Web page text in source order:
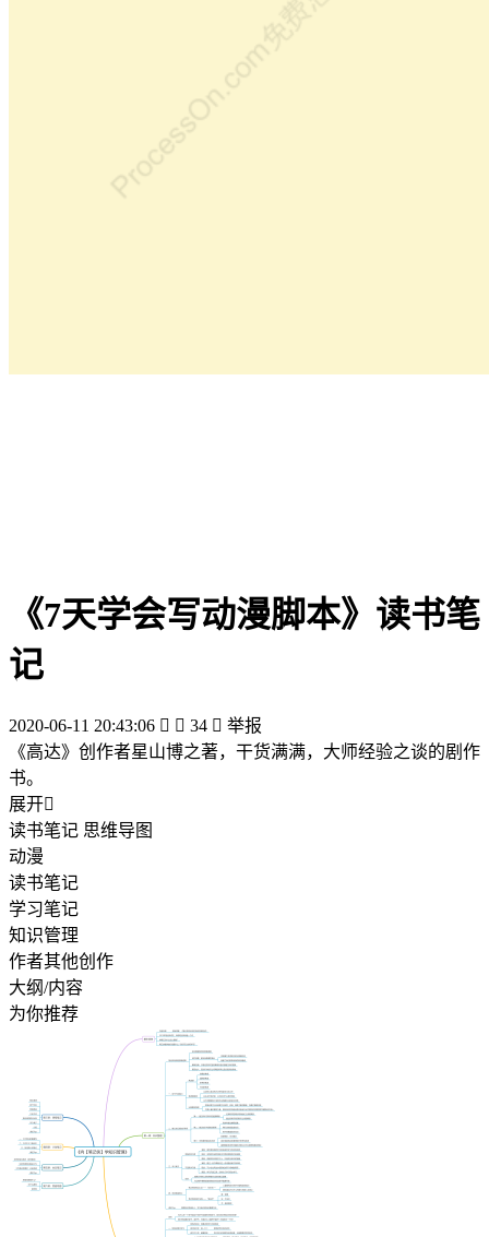
《7天学会写动漫脚本》读书笔
记
2020-06-11 20:43:06   34  举报
《高达》创作者星山博之著，干货满满，大师经验之谈的剧作
书。
展开
读书笔记 思维导图
动漫
读书笔记
学习笔记
知识管理
作者其他创作
大纲/内容
为你推荐